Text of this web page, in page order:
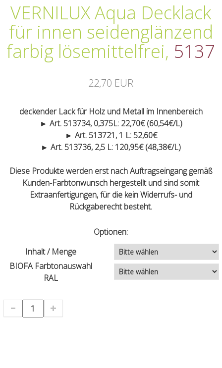
VERNILUX Aqua Decklack
für innen seidenglänzend
farbig lösemittelfrei, 5137
22,70 EUR
deckender Lack für Holz und Metall im Innenbereich
► Art. 513734, 0,375L: 22,70€ (60,54€/L)
► Art. 513721, 1 L: 52,60€
► Art. 513736, 2,5 L: 120,95€ (48,38€/L)
Diese Produkte werden erst nach Auftragseingang gemäß
Kunden-Farbtonwunsch hergestellt und sind somit
Extraanfertigungen, für die kein Widerrufs- und
Rückgaberecht besteht.
Optionen:
Inhalt / Menge
BIOFA Farbtonauswahl
RAL